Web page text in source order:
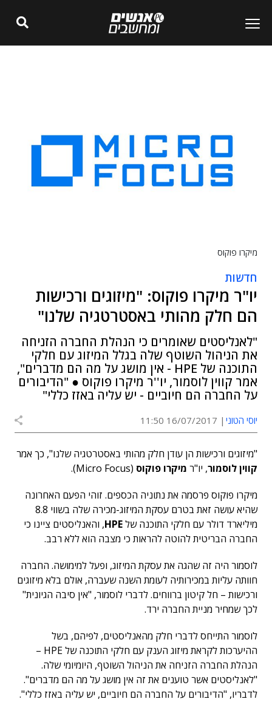
מיקרו פוקוס
חדשות
יו"ר מיקרו פוקוס: "מיזוגים ורכישות
הם חלק מהותי באסטרטגיה שלנו"
"לאנליסטים שאומרים כי הנהלת החברה הזניחה
את הניהול השוטף שלה בגלל המיזוג עם חלקי
התוכנה של HPE - אין מושג על מה הם מדברים",
אמר קווין לוסמור, יו''ר מיקרו פוקוס ● "הדיבורים
על החברה הם חיוביים - יש עליה באזז כללי"
יוסי הטוני 16/07/2017 11:50
"מיזוגים ורכישות הן עודן חלק מהותי באסטרטגיה שלנו", כך אמר
קווין לוסמור, יו"ר מיקרו פוקוס (Micro Focus).
מיקרו פוקוס פרסמה את נתוניה הכספים. זוהי הפעם האחרונה
שהיא עושה זאת בטרם עסקת המיזוג-מכירה שלה בשווי 8.8
מיליארד דולר עם חלקי התוכנה שלHPE, והאנליסטים ציינו כי
החברה הבריטית להוטה להראות כי מצבה הוא ללא רבב.
לוסמור היה זה שהגה את עסקת המיזוג, ופעל למימושה. החברה
חוותה עליות במכירותיה לעומת השנה שעברה, אולם בלא מיזוגים
ורכישות – חל קיטון ברווחים. לדברי לוסמור, "אין סיבה הגיונית"
לכך שמחיר מניית החברה ירד.
לוסמור התייחס לדברי חלק מהאנליסטים, לפיהם, בשל
ההיערכות לקראת מיזוג הענק עם חלקי התוכנה של HPE –
הנהלת החברה הזניחה את הניהול השוטף, היומיומי שלה.
"לאנליסטים אשר טוענים את זה אין מושג על מה הם מדברים".
לדבריו, "הדיבורים על החברה הם חיוביים, יש עליה באזז כללי".